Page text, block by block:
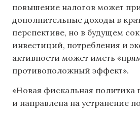
повышение налогов может
дополнительные доходы в
перспективе, но в будущем
инвестиций, потребления и
активности может иметь
противоположный эффект».
«Новая фискальная политика
и направлена ​​на устранение